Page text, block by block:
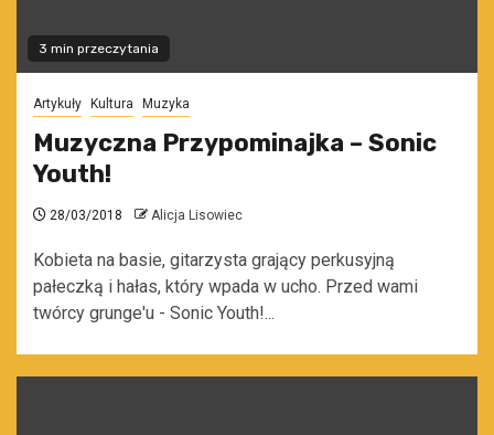
3 min przeczytania
Artykuły Kultura Muzyka
Muzyczna Przypominajka – Sonic
Youth!
28/03/2018 Alicja Lisowiec
Kobieta na basie, gitarzysta grający perkusyjną
pałeczką i hałas, który wpada w ucho. Przed wami
twórcy grunge'u - Sonic Youth!...